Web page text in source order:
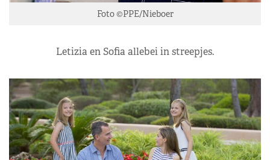
Foto ©PPE/Nieboer
Letizia en Sofia allebei in streepjes.